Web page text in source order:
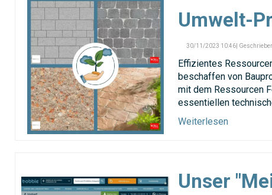
Umwelt-
30/11/2023 10:46|
Effizientes
beschaffen von
mit dem Ressourcen
essentiellen
Weiterlesen
Unser